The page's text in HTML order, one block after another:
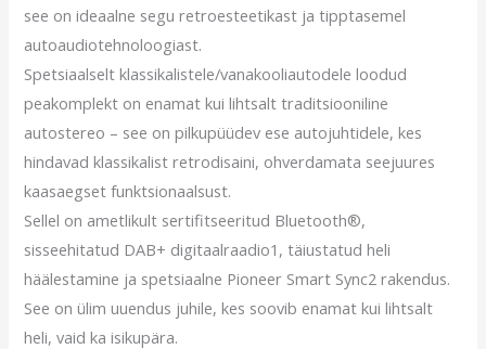
see on ideaalne segu retroesteetikast ja tipptasemel
autoaudiotehnoloogiast.
Spetsiaalselt klassikalistele/vanakooliautodele loodud
peakomplekt on enamat kui lihtsalt traditsiooniline
autostereo – see on pilkupüüdev ese autojuhtidele, kes
hindavad klassikalist retrodisaini, ohverdamata seejuures
kaasaegset funktsionaalsust.
Sellel on ametlikult sertifitseeritud Bluetooth®,
sisseehitatud DAB+ digitaalraadio1, täiustatud heli
häälestamine ja spetsiaalne Pioneer Smart Sync2 rakendus.
See on ülim uuendus juhile, kes soovib enamat kui lihtsalt
heli, vaid ka isikupära.